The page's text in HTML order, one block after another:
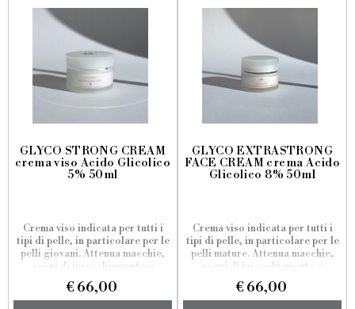
GLYCO STRONG CREAM
crema viso Acido Glicolico
5% 50ml
Crema viso indicata per tutti i
tipi di pelle, in particolare per le
pelli giovani. Attenua macchie,
segni di invecchiamento e
postumi da acne, migliorando
compattezza e qualità della
pelle.
€ 66,00
GLYCO EXTRASTRONG
FACE CREAM crema Acido
Glicolico 8% 50ml
Crema viso indicata per tutti i
tipi di pelle, in particolare per le
pelli mature. Attenua macchie,
segni di invecchiamento e
postumi da acne, migliorando
compattezza e qualità della
pelle.
€ 66,00